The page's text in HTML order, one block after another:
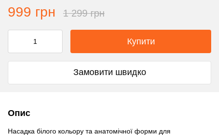
999 грн 1 299 грн
Купити
Замовити швидко
Опис
Насадка білого кольору та анатомічної форми для